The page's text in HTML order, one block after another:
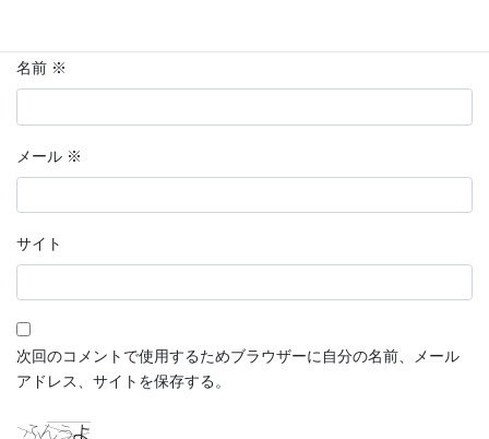
名前 ※
メール ※
サイト
次回のコメントで使用するためブラウザーに自分の名前、メール
アドレス、サイトを保存する。